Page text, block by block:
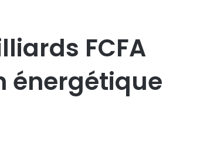
FCFA
énergétique